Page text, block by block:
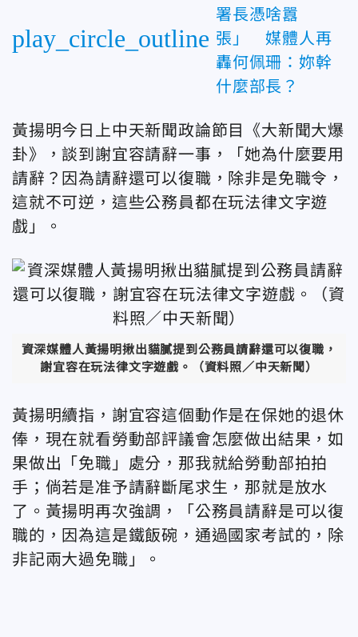
play_circle_outline
署長憑啥囂
張」 媒體人再
轟何佩珊：妳幹
什麼部長？
黃揚明今日上中天新聞政論節目《大新聞大爆
卦》，談到謝宜容請辭一事，「她為什麼要用
請辭？因為請辭還可以復職，除非是免職令，
這就不可逆，這些公務員都在玩法律文字遊
戲」。
資深媒體人黃揚明揪出貓膩提到公務員請辭還可以復職，
謝宜容在玩法律文字遊戲。（資料照／中天新聞）
黃揚明續指，謝宜容這個動作是在保她的退休
俸，現在就看勞動部評議會怎麼做出結果，如
果做出「免職」處分，那我就給勞動部拍拍
手；倘若是准予請辭斷尾求生，那就是放水
了。黃揚明再次強調，「公務員請辭是可以復
職的，因為這是鐵飯碗，通過國家考試的，除
非記兩大過免職」。